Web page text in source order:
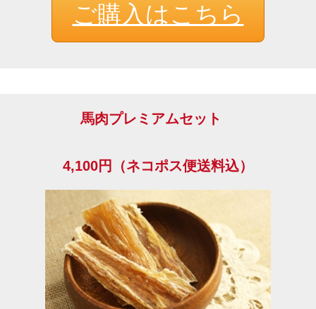
ご購入はこちら
馬肉プレミアムセット
4,100円（ネコポス便送料込）